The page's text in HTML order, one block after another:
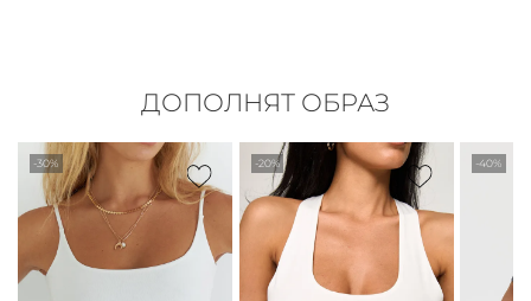
ДОПОЛНЯТ ОБРАЗ
-30% -20% -40%